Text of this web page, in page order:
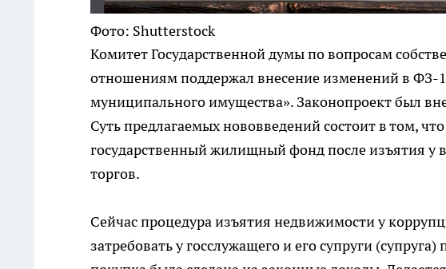
Фото: Shutterstock
Комитет Государственной думы по вопросам
отношениям поддержал внесение изменений в ФЗ-
муниципального имущества». Законопроект был
Суть предлагаемых нововведений состоит в том,
государственный жилищный фонд после изъятия у
торгов.
Сейчас процедура изъятия недвижимости у
затребовать у госслужащего и его супруги